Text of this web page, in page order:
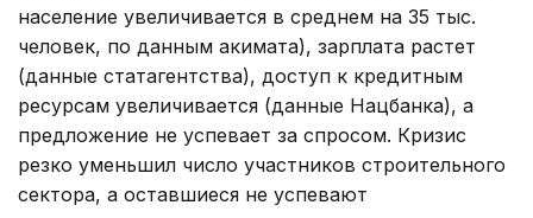
население увеличивается в среднем на 35 тыс.
человек, по данным акимата), зарплата растет
(данные статагентства), доступ к кредитным
ресурсам увеличивается (данные Нацбанка), а
предложение не успевает за спросом. Кризис
резко уменьшил число участников строительного
сектора, а оставшиеся не успевают